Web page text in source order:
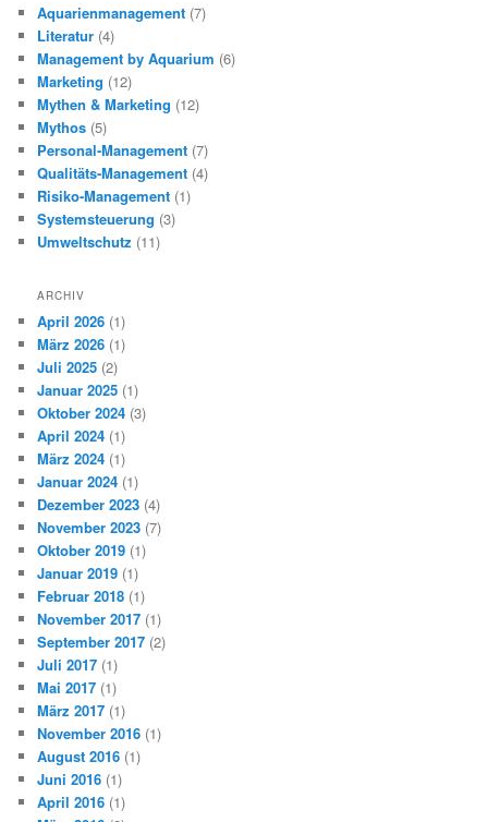
Aquarienmanagement (7)
Literatur (4)
Management by Aquarium (6)
Marketing (12)
Mythen & Marketing (12)
Mythos (5)
Personal-Management (7)
Qualitäts-Management (4)
Risiko-Management (1)
Systemsteuerung (3)
Umweltschutz (11)
ARCHIV
April 2026 (1)
März 2026 (1)
Juli 2025 (2)
Januar 2025 (1)
Oktober 2024 (3)
April 2024 (1)
März 2024 (1)
Januar 2024 (1)
Dezember 2023 (4)
November 2023 (7)
Oktober 2019 (1)
Januar 2019 (1)
Februar 2018 (1)
November 2017 (1)
September 2017 (2)
Juli 2017 (1)
Mai 2017 (1)
März 2017 (1)
November 2016 (1)
August 2016 (1)
Juni 2016 (1)
April 2016 (1)